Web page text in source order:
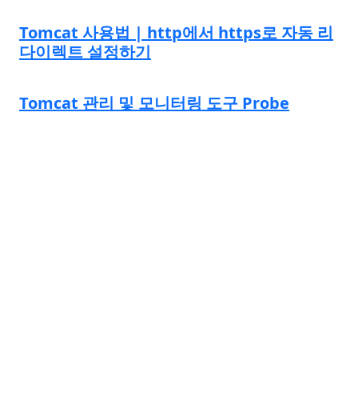
Tomcat 사용법 | http에서 https로 자동 리
다이렉트 설정하기
Tomcat 관리 및 모니터링 도구 Probe